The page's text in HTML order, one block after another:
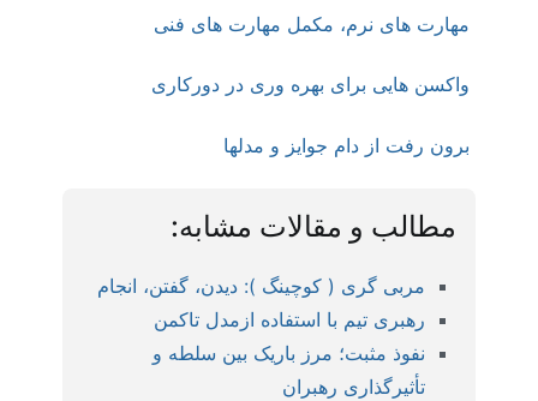
مهارت های نرم، مکمل مهارت های فنی
واکسن هایی برای بهره وری در دورکاری
برون رفت از دام جوایز و مدلها
مطالب و مقالات مشابه:
مربی گری ( کوچینگ ): دیدن، گفتن، انجام
رهبری تیم با استفاده ازمدل تاکمن
نفوذ مثبت؛ مرز باریک بین سلطه و
تأثیرگذاری رهبران